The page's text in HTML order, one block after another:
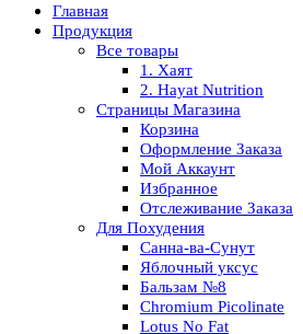
Главная
Продукция
Все товары
1. Хаят
2. Hayat Nutrition
Страницы Магазина
Корзина
Оформление Заказа
Мой Аккаунт
Избранное
Отслеживание Заказа
Для Похудения
Санна-ва-Сунут
Яблочный уксус
Бальзам №8
Chromium Picolinate
Lotus No Fat